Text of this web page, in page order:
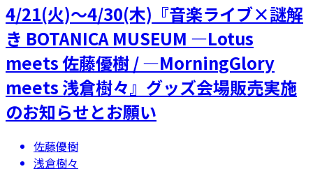
4/21(火)～4/30(木)『音楽ライブ×謎解
き BOTANICA MUSEUM ―Lotus
meets 佐藤優樹 / ―MorningGlory
meets 浅倉樹々』グッズ会場販売実施
のお知らせとお願い
佐藤優樹
浅倉樹々